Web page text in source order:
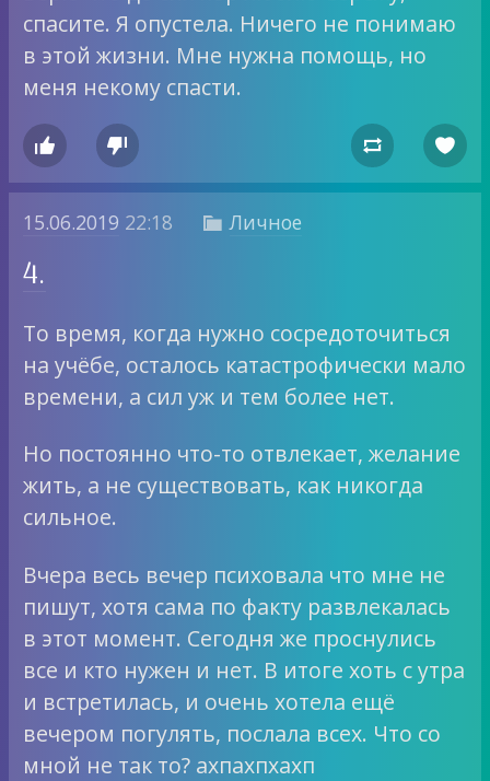
спасите. Я опустела. Ничего не понимаю
в этой жизни. Мне нужна помощь, но
меня некому спасти.
   
15.06.2019 22:18  Личное
4.
То время, когда нужно сосредоточиться
на учёбе, осталось катастрофически мало
времени, а сил уж и тем более нет.
Но постоянно что-то отвлекает, желание
жить, а не существовать, как никогда
сильное.
Вчера весь вечер психовала что мне не
пишут, хотя сама по факту развлекалась
в этот момент. Сегодня же проснулись
все и кто нужен и нет. В итоге хоть с утра
и встретилась, и очень хотела ещё
вечером погулять, послала всех. Что со
мной не так то? ахпахпхахп